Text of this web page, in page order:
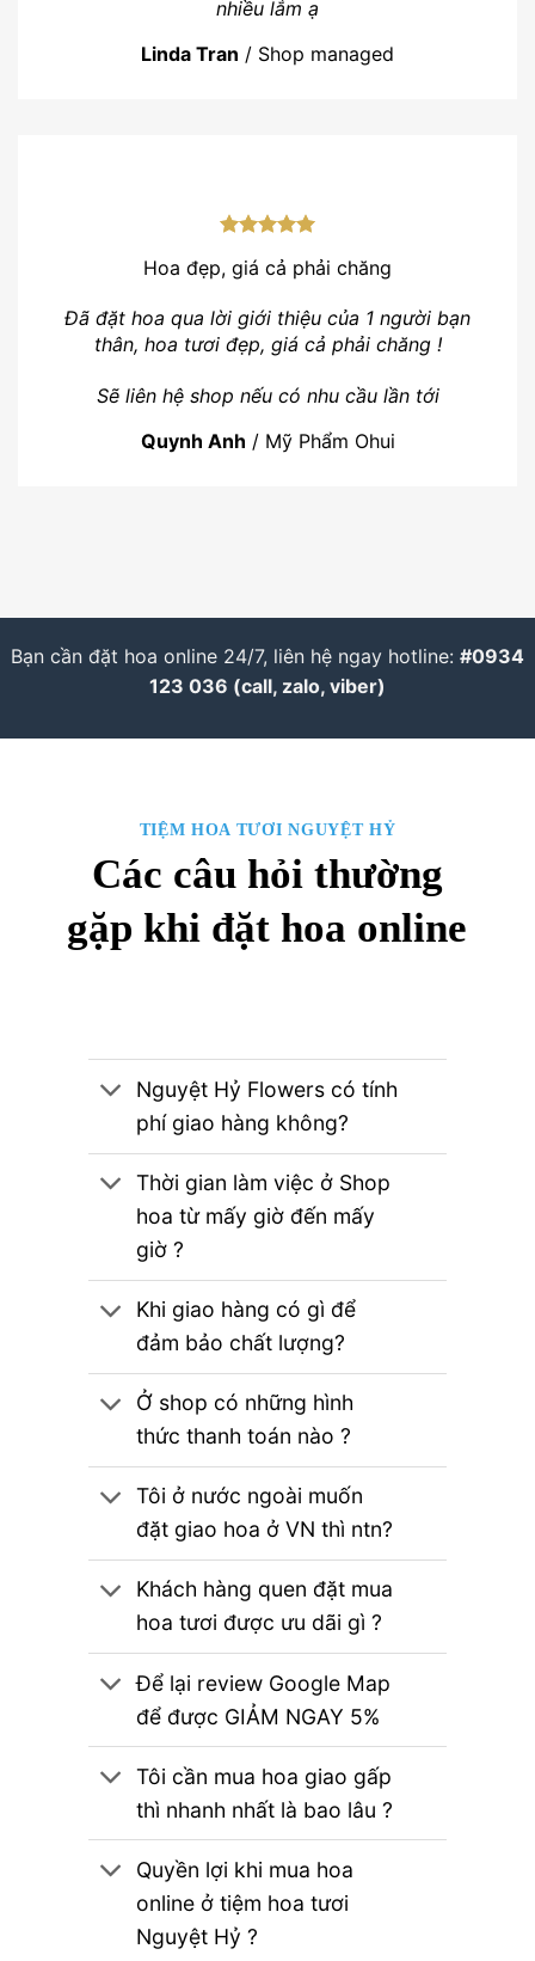
nhiều lắm ạ
Linda Tran / Shop managed
Hoa đẹp, giá cả phải chăng
Đã đặt hoa qua lời giới thiệu của 1 người bạn
thân, hoa tươi đẹp, giá cả phải chăng !
Sẽ liên hệ shop nếu có nhu cầu lần tới
Quynh Anh / Mỹ Phẩm Ohui
Bạn cần đặt hoa online 24/7, liên hệ ngay hotline: #0934
123 036 (call, zalo, viber)
TIỆM HOA TƯƠI NGUYỆT HỶ
Các câu hỏi thường
gặp khi đặt hoa online
Nguyệt Hỷ Flowers có tính
phí giao hàng không?
Thời gian làm việc ở Shop
hoa từ mấy giờ đến mấy
giờ ?
Khi giao hàng có gì để
đảm bảo chất lượng?
Ở shop có những hình
thức thanh toán nào ?
Tôi ở nước ngoài muốn
đặt giao hoa ở VN thì ntn?
Khách hàng quen đặt mua
hoa tươi được ưu dãi gì ?
Để lại review Google Map
để được GIẢM NGAY 5%
Tôi cần mua hoa giao gấp
thì nhanh nhất là bao lâu ?
Quyền lợi khi mua hoa
online ở tiệm hoa tươi
Nguyệt Hỷ ?